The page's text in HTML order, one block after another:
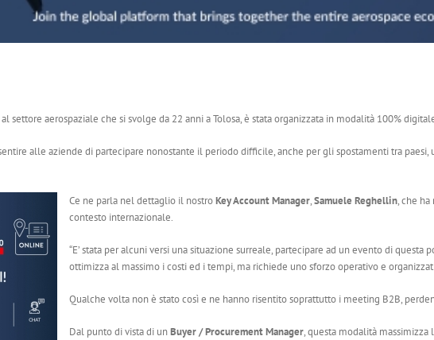
settore aerospaziale che si svolge da 22 anni a Tolosa, è stata organizzata in modalità 100%
alle aziende di partecipare nonostante il periodo difficile, anche per gli spostamenti tra
Ce ne parla nel dettaglio il nostroKey Account Manager,Samuele Reghellin, che
contesto internazionale.
“E’ stata per alcuni versi una situazione surreale, partecipare ad un evento di
ottimizza al massimo i costi ed i tempi, ma richiede uno sforzo operativo e
Qualche volta non è stato così e ne hanno risentito soprattutto i meeting B2B,
Dal punto di vista di unBuyer / Procurement Manager, questa modalità